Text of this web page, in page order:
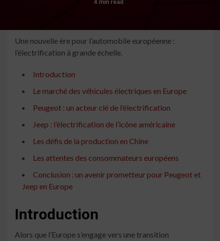
4 min read
Une nouvelle ère pour l’automobile européenne :
l’électrification à grande échelle.
Introduction
Le marché des véhicules électriques en Europe
Peugeot : un acteur clé de l’électrification
Jeep : l’électrification de l’icône américaine
Les défis de la production en Chine
Les attentes des consommateurs européens
Conclusion : un avenir prometteur pour Peugeot et
Jeep en Europe
Introduction
Alors que l’Europe s’engage vers une transition